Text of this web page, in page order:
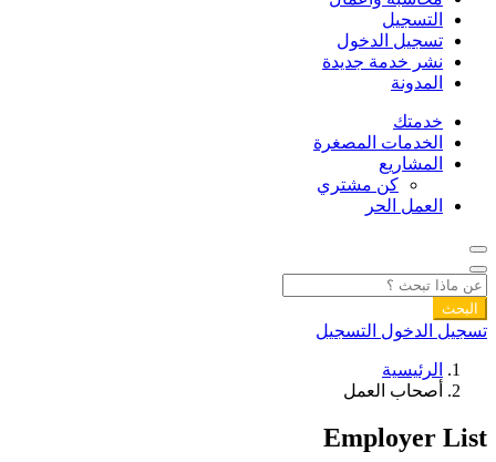
التسجيل
تسجيل الدخول
نشر خدمة جديدة
المدونة
خدمتك
الخدمات المصغرة
المشاريع
كن مشتري
العمل الحر
البحث
تسجيل الدخول التسجيل
الرئيسية
أصحاب العمل
Employer List